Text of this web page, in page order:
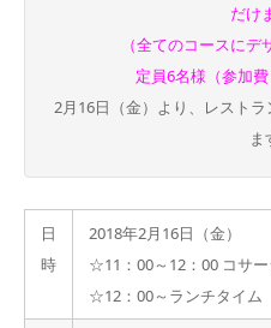
だけ
（全てのコースにデ
定員6名様（参加費
2月16日（金）より、レスト
ま
日
時
2018年2月16日（金）
☆11：00～12：00 コサ
☆12：00～ランチタイム